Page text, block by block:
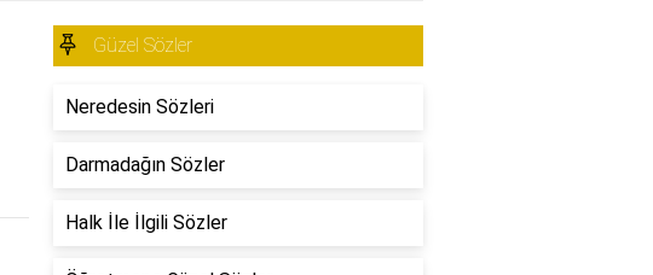
Güzel Sözler
Neredesin Sözleri
Darmadağın Sözler
Halk İle İlgili Sözler